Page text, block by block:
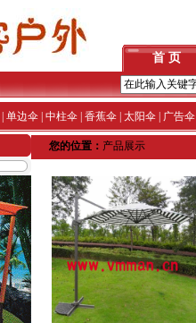
首 页
单边伞 中柱伞 香蕉伞 太阳伞 广告伞
您的位置： 产品展示